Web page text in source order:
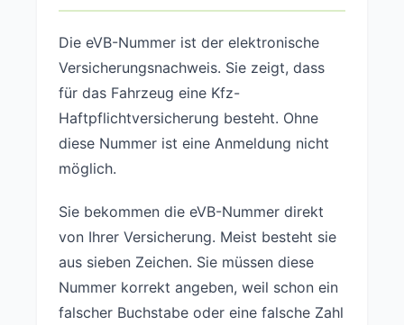
Die eVB-Nummer ist der elektronische
Versicherungsnachweis. Sie zeigt, dass
für das Fahrzeug eine Kfz-
Haftpflichtversicherung besteht. Ohne
diese Nummer ist eine Anmeldung nicht
möglich.
Sie bekommen die eVB-Nummer direkt
von Ihrer Versicherung. Meist besteht sie
aus sieben Zeichen. Sie müssen diese
Nummer korrekt angeben, weil schon ein
falscher Buchstabe oder eine falsche Zahl